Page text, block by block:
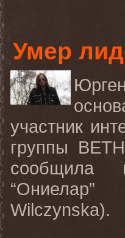
Умер
участник
группы
сообщила
Wilczynska).